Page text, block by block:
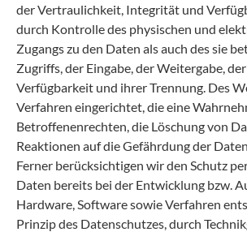
der Vertraulichkeit, Integrität und
durch Kontrolle des physischen und
Zugangs zu den Daten als auch des sie
Zugriffs, der Eingabe, der Weitergabe,
Verfügbarkeit und ihrer Trennung. Des
Verfahren eingerichtet, die eine
Betroffenenrechten, die Löschung von
Reaktionen auf die Gefährdung der
Ferner berücksichtigen wir den Schutz
Daten bereits bei der Entwicklung bzw.
Hardware, Software sowie Verfahren
Prinzip des Datenschutzes, durch